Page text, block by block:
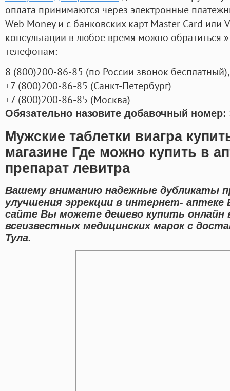
оплата принимаются через электронные
Web Money и с банковских карт Master Card или
консультации в любое время можно обратиться
телефонам:
8 (800)200-86-85 (по России звонок бесплатный),
+7 (800)200-86-85 (Санкт-Петербург)
+7 (800)200-86-85 (Москва)
Обязательно назовите добавочный номер:
Мужские таблетки виагра
магазине Где можно купить в
препарат левитра
Вашему вниманию надежные дубликаты
улучшения эррекции в интернет- аптеке
сайте Вы можете дешево купить онлайн
всеизвестных медицинских марок с
Тула.